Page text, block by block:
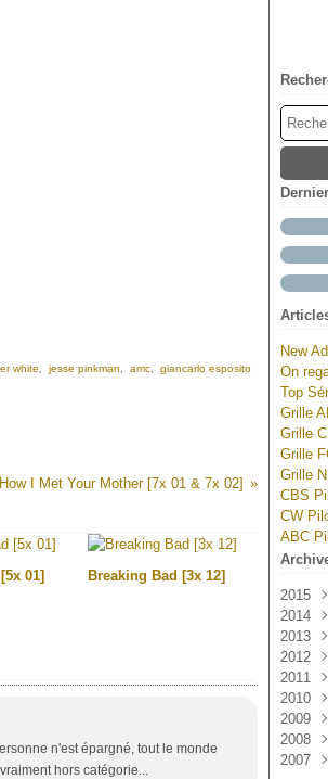
white jesse pinkman amc giancarlo esposito
How I Met Your Mother [7x 01 & 7x 02]
01] Breaking Bad [3x 12]
n'est épargné, tout le monde
hors catégorie...
New
On
Top
Grille
Grille
Grille
Grille
CBS
CW
ABC
2015
2014
Mai
Avril
Mars
2013
Août
2012
Août
2011
2010
2009
2008
2007